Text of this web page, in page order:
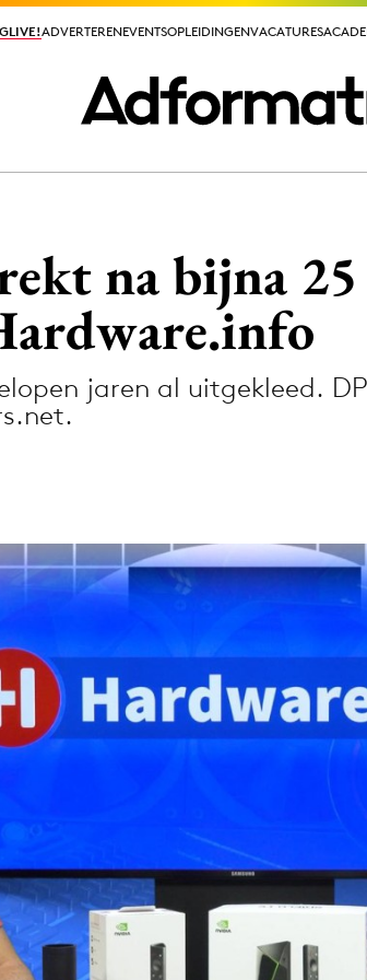
ADVERTERENEVENTSOPLEIDINGENVACATURES
ADVERTERENEVENTSOPLEIDINGENVACATURES
Media
Reputatie &
na bijna
jaren al uitgekleed.